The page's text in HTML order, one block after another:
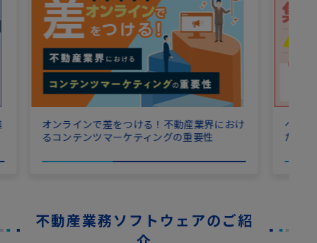
オンラインで差をつける！不動産業界におけ
るコンテンツマーケティングの重要性
ペッ
たホ
不動産業務ソフトウェアのご紹